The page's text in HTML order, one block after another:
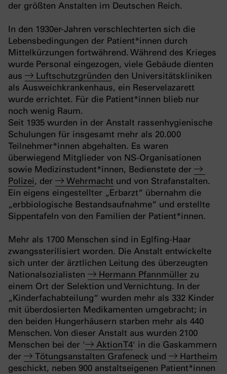
der größten Anstalten im Deutschen Reich.
In den 1930er-Jahren verschlechterten sich die
Lebensbedingungen der Patient*innen durch
Mittelkürzungen fortwährend. Während des Krieges
wurde Personal eingezogen, viele Gebäude dienten
aus
Luftschutzgründen den Universitätskliniken
als Ausweichkrankenhaus, ein Reservelazarett
wurde errichtet. Für die Patient*innen blieb nur
noch wenig Raum.
Seit 1935 wurden in der Anstalt rassenhygienische
Schulungen für insgesamt mehr als 20.000
Teilnehmer*innen abgehalten. Es waren
überwiegend Mitglieder von NS-Organisationen
sowie Medizinstudent*innen, Bedienstete der
Polizei, der Wehrmacht und von Strafanstalten.
Ein eigens eingestellter „Erbarzt“ übernahm die
„erbbiologische Bestandsaufnahme“ und erstellte
Sippentafeln von den Familien der Patient*innen.
Mehr als 1700 Menschen sind in Eglfing-Haar
zwangssterilisiert worden. Die Anstalt entwickelte
sich unter der ärztlichen Leitung des überzeugten
Nationalsozialisten
Hermann Pfannmüller zu
einem Ort der Selektion und Vernichtung. In der
„Kinderfachabteilung“ wurden mehr als 332 Kinder
mit überdosierten Medikamenten umgebracht; in
den beiden Hungerhäusern starben mehr als 440
Menschen. Von dieser Anstalt aus wurden 2100
Menschen bei der '
Aktion T4' in die Gaskammern
der
Tötungsanstalten Grafeneck und
Hartheim
geschickt, neben 900 anstaltseigenen Patient*innen